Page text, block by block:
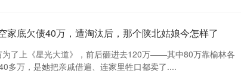
家底欠债40万，遭淘汰后，那个陕北姑娘今怎样了
了上《星光大道》，前后砸进去120万——其中80万靠榆林各
多万，是她把亲戚借遍、连家里牲口都卖了....